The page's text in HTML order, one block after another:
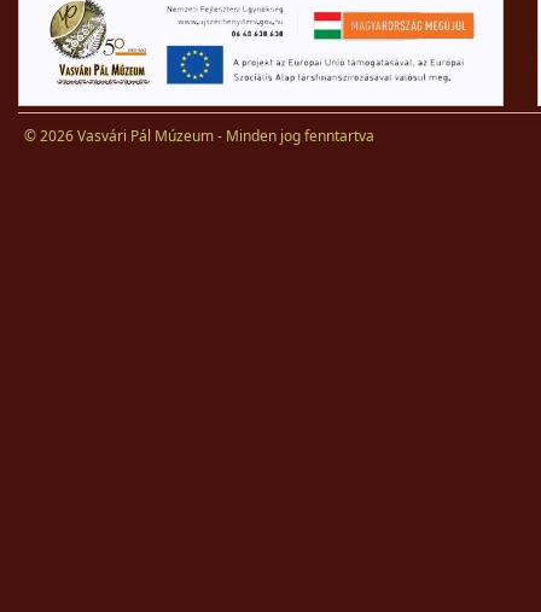
© 2026 Vasvári Pál Múzeum - Minden jog fenntartva